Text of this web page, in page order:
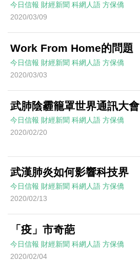
今日信報 財經新聞 科網人語 方保僑
2020/03/09
Work From Home的問題
今日信報 財經新聞 科網人語 方保僑
2020/03/03
武肺陰霾籠罩世界通訊大會
今日信報 財經新聞 科網人語 方保僑
2020/02/20
武漢肺炎如何影響科技界
今日信報 財經新聞 科網人語 方保僑
2020/02/13
「疫」市奇葩
今日信報 財經新聞 科網人語 方保僑
2020/02/04